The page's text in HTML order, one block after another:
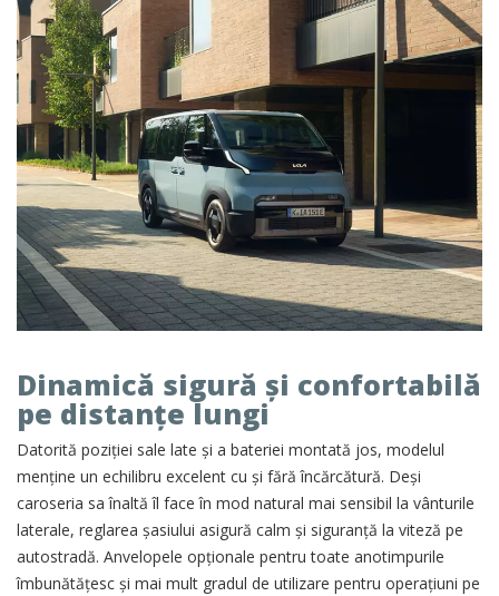
Dinamică sigură și confortabilă
pe distanțe lungi
Datorită poziției sale late și a bateriei montată jos, modelul
menține un echilibru excelent cu și fără încărcătură. Deși
caroseria sa înaltă îl face în mod natural mai sensibil la vânturile
laterale, reglarea șasiului asigură calm și siguranță la viteză pe
autostradă. Anvelopele opționale pentru toate anotimpurile
îmbunătățesc și mai mult gradul de utilizare pentru operațiuni pe